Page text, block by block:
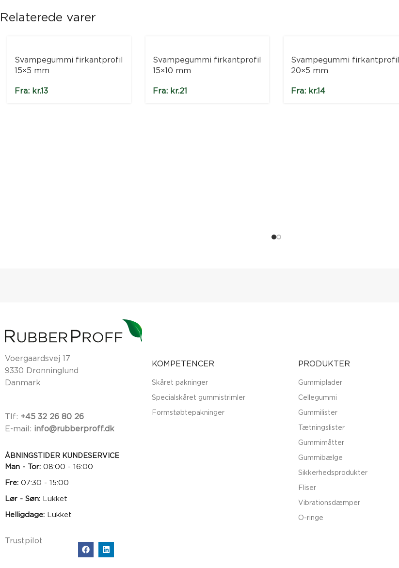
Relaterede varer
Svampegummi firkantprofil
15×5 mm
Fra: kr.13
Svampegummi firkantprofil
15×10 mm
Fra: kr.21
Svampegummi firkantprofil
20×5 mm
Fra: kr.14
Voergaardsvej 17
9330 Dronninglund
Danmark
Tlf: +45 32 26 80 26
E-mail: info@rubberproff.dk
ÅBNINGSTIDER KUNDESERVICE
Man - Tor: 08:00 - 16:00
Fre: 07:30 - 15:00
Lør - Søn: Lukket
Helligdage: Lukket
Trustpilot
KOMPETENCER
Skåret pakninger
Specialskåret gummistrimler
Formstøbtepakninger
PRODUKTER
Gummiplader
Cellegummi
Gummilister
Tætningslister
Gummimåtter
Gummibælge
Sikkerhedsprodukter
Fliser
Vibrationsdæmper
O-ringe